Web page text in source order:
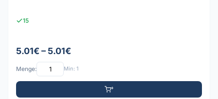
15
5.01€ – 5.01€
Menge: Min: 1